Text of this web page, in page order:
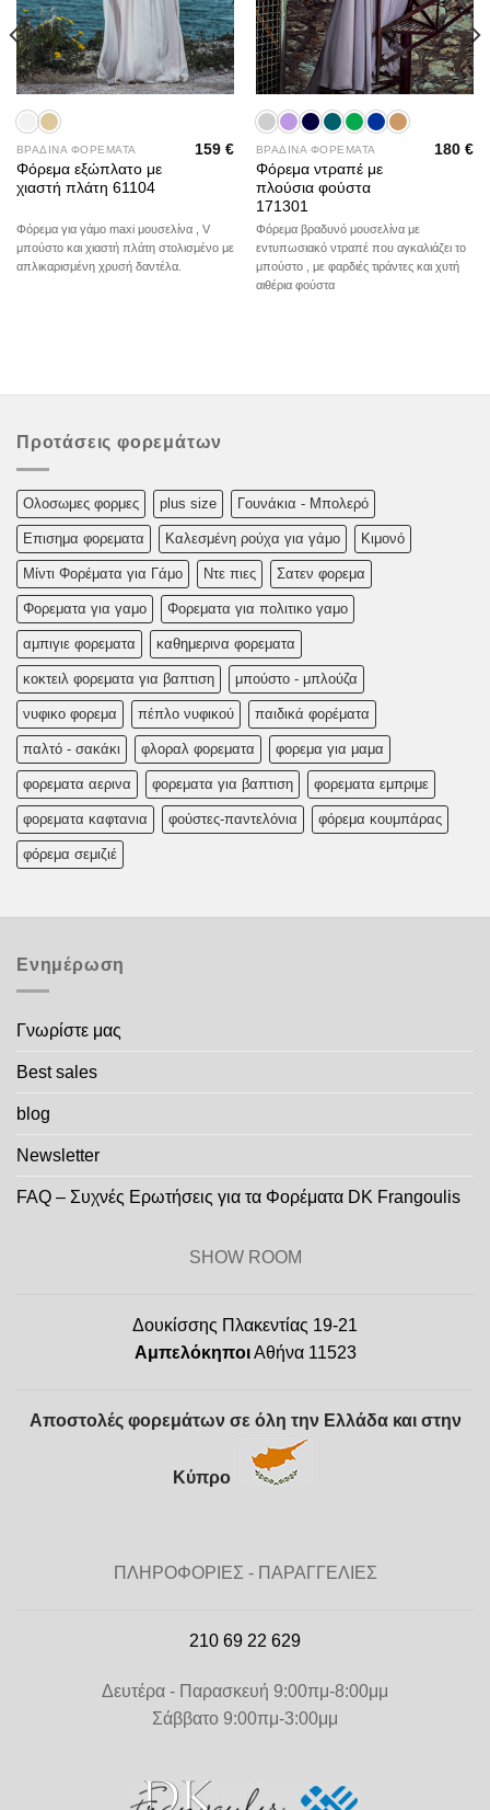
ΒΡΑΔΙΝΑ ΦΟΡΕΜΑΤΑ
Φόρεμα εξώπλατο με
χιαστή πλάτη 61104
159€
Φόρεμα για γάμο maxi μουσελίνα , V
μπούστο και χιαστή πλάτη στολισμένο με
απλικαρισμένη χρυσή δαντέλα.
ΒΡΑΔΙΝΑ ΦΟΡΕΜΑΤΑ
Φόρεμα ντραπέ με
πλούσια φούστα
171301
180€
Φόρεμα βραδυνό μουσελίνα με
εντυπωσιακό ντραπέ που αγκαλιάζει το
μπούστο , με φαρδιές τιράντες και χυτή
αιθέρια φούστα
Προτάσεις φορεμάτων
Oλoσωμες φoρμες plus size Γουνάκια - Μπολερό
Επισημα φορεματα Καλεσμένη ρούχα για γάμο Κιμονό
Μίντι Φορέματα για Γάμο Ντε πιες Σατεν φορεμα
Φορεματα για γαμο Φορεματα για πολιτικο γαμο
αμπιγιε φορεματα καθημερινα φορεματα
κοκτειλ φορεματα για βαπτιση μπούστο - μπλούζα
νυφικο φορεμα πέπλο νυφικού παιδικά φορέματα
παλτό - σακάκι φλοραλ φορεματα φορεμα για μαμα
φορεματα αερινα φορεματα για βαπτιση φορεματα εμπριμε
φορεματα καφτανια φούστες-παντελόνια φόρεμα κουμπάρας
φόρεμα σεμιζιέ
Ενημέρωση
Γνωρίστε μας
Best sales
blog
Newsletter
FAQ – Συχνές Ερωτήσεις για τα Φορέματα DK Frangoulis
SHOW ROOM
Δουκίσσης Πλακεντίας 19-21
ΑμπελόκηποιΑθήνα 11523
Αποστολές φορεμάτων σε όλη την Ελλάδα και στην
Κύπρο
ΠΛΗΡΟΦΟΡΙΕΣ - ΠΑΡΑΓΓΕΛΙΕΣ
210 69 22 629
Δευτέρα - Παρασκευή 9:00πμ-8:00μμ
Σάββατο 9:00πμ-3:00μμ